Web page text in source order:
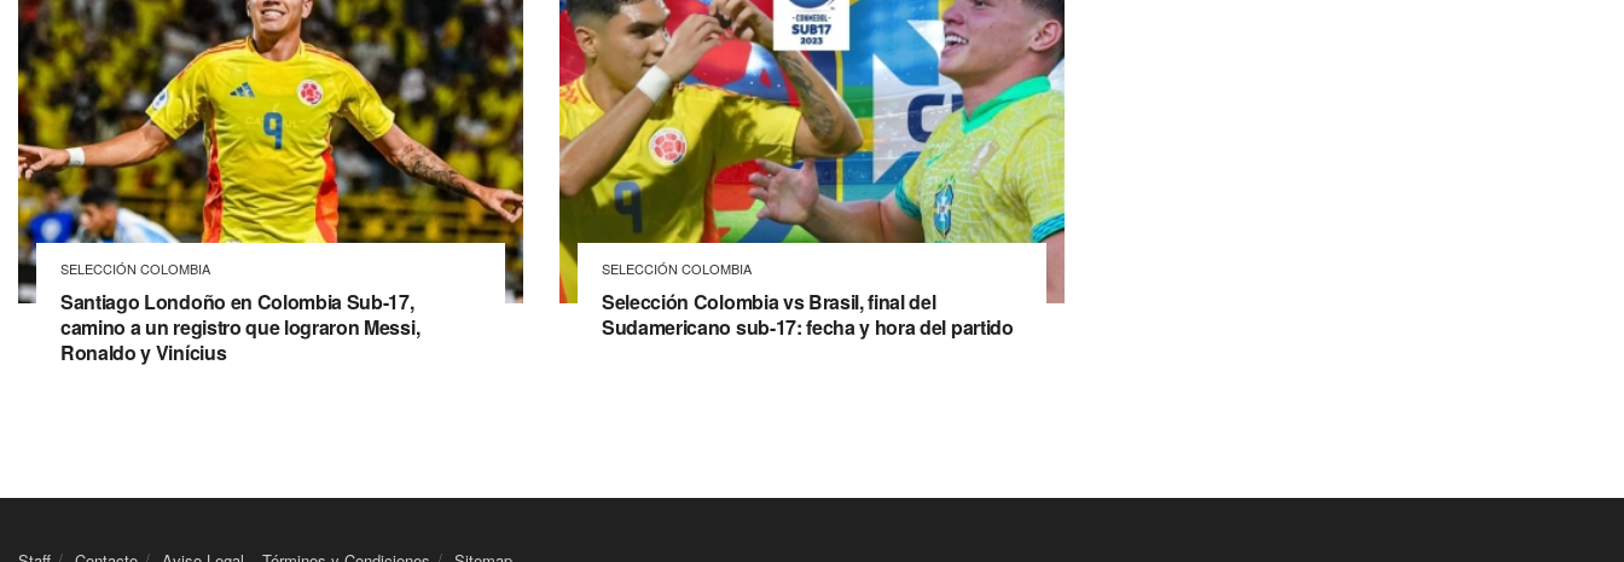
SELECCIÓN COLOMBIA
Santiago Londoño en Colombia Sub-17,
camino a un registro que lograron Messi,
Ronaldo y Vinícius
SELECCIÓN COLOMBIA
Selección Colombia vs Brasil, final del
Sudamericano sub-17: fecha y hora del partido